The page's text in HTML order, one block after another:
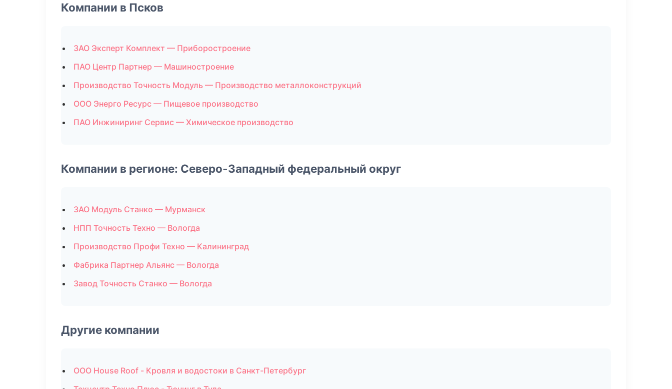
Компании в Псков
ЗАО Эксперт Комплект — Приборостроение
ПАО Центр Партнер — Машиностроение
Производство Точность Модуль — Производство металлоконструкций
ООО Энерго Ресурс — Пищевое производство
ПАО Инжиниринг Сервис — Химическое производство
Компании в регионе: Северо-Западный федеральный округ
ЗАО Модуль Станко — Мурманск
НПП Точность Техно — Вологда
Производство Профи Техно — Калининград
Фабрика Партнер Альянс — Вологда
Завод Точность Станко — Вологда
Другие компании
ООО House Roof - Кровля и водостоки в Санкт-Петербург